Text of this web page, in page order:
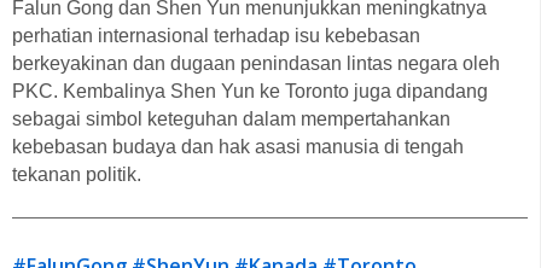
Falun Gong dan Shen Yun menunjukkan meningkatnya
perhatian internasional terhadap isu kebebasan
berkeyakinan dan dugaan penindasan lintas negara oleh
PKC. Kembalinya Shen Yun ke Toronto juga dipandang
sebagai simbol keteguhan dalam mempertahankan
kebebasan budaya dan hak asasi manusia di tengah
tekanan politik.